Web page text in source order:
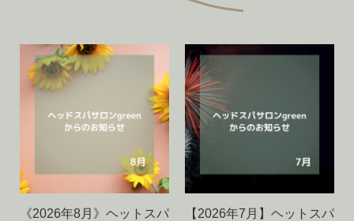
《2026年8月》ヘットスパ
【2026年7月】ヘットスパ